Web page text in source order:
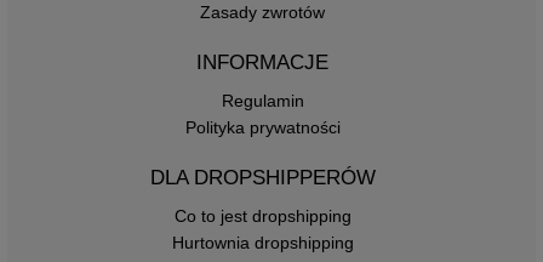
Zasady zwrotów
INFORMACJE
Regulamin
Polityka prywatności
DLA DROPSHIPPERÓW
Co to jest dropshipping
Hurtownia dropshipping